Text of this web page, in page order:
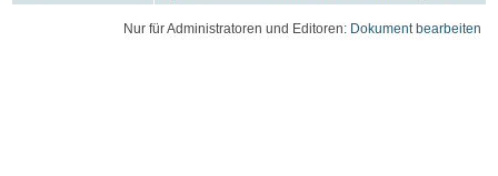
Nur für Administratoren und Editoren: Dokument bearbeiten